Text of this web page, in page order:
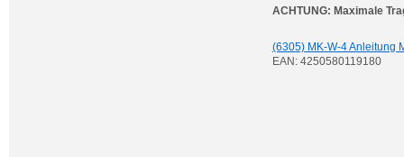
ACHTUNG: Maximale
(6305) MK-W-4 Anleitung
EAN: 4250580119180